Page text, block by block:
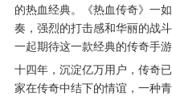
的热血经典。《热血传奇》一
奏，强烈的打击感和华丽的战
一起期待这一款经典的传奇手
十四年，沉淀亿万用户，传奇
家在传奇中结下的情谊，一种